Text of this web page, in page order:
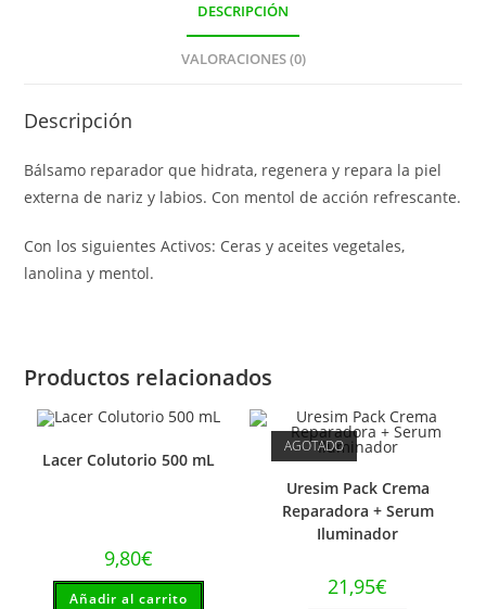
DESCRIPCIÓN
VALORACIONES (0)
Descripción
Bálsamo reparador que hidrata, regenera y repara la piel
externa de nariz y labios. Con mentol de acción refrescante.
Con los siguientes Activos: Ceras y aceites vegetales,
lanolina y mentol.
Productos relacionados
Lacer Colutorio 500 mL
9,80€
Añadir al carrito
AGOTADO
Uresim Pack Crema
Reparadora + Serum
Iluminador
21,95€